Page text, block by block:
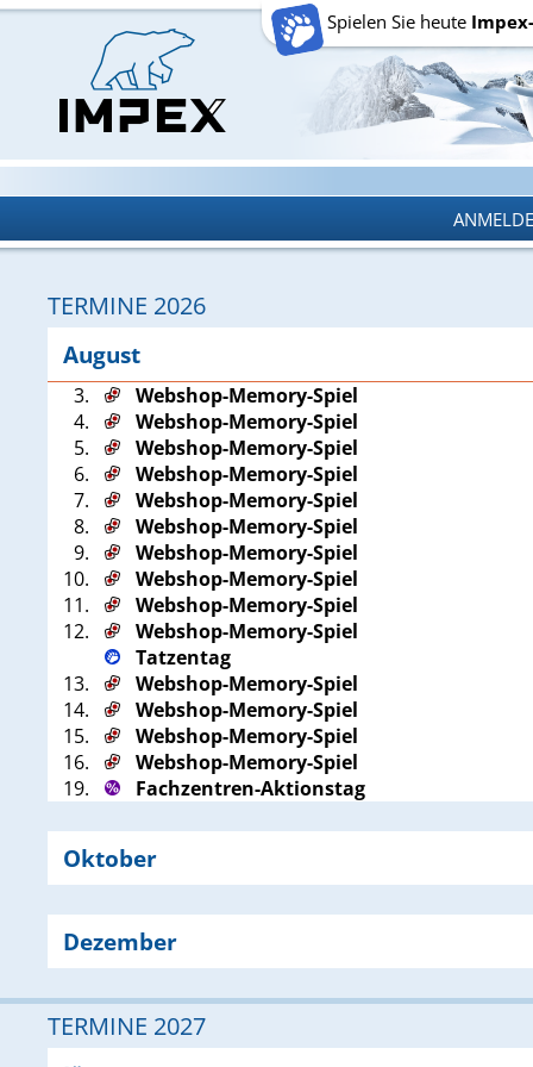
Spielen Sie heute
TERMINE 2026
August
3.
Webshop-Memory-Spiel
4.
Webshop-Memory-Spiel
5.
Webshop-Memory-Spiel
6.
Webshop-Memory-Spiel
7.
Webshop-Memory-Spiel
8.
Webshop-Memory-Spiel
9.
Webshop-Memory-Spiel
10.
Webshop-Memory-Spiel
11.
Webshop-Memory-Spiel
12.
Webshop-Memory-Spiel
Tatzentag
13.
Webshop-Memory-Spiel
14.
Webshop-Memory-Spiel
15.
Webshop-Memory-Spiel
16.
Webshop-Memory-Spiel
19.
Fachzentren-Aktionstag
Oktober
Dezember
TERMINE 2027